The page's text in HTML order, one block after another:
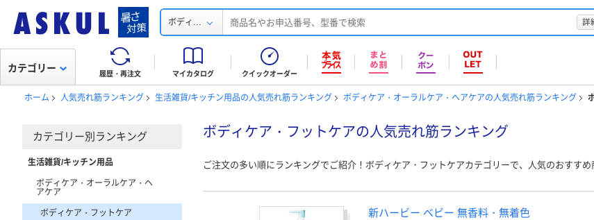
ボディ ... 詳
履歴・再注文 マイカタログ クイックオーダー
カテゴリー
ホーム 人気売れ筋ランキング 生活雑貨/キッチン用品の人気売れ筋ランキング ボディケア・オーラルケア・ヘアケアの人気売れ筋ランキング
ボディケア・フットケアの人気売れ筋ランキング
ご注文の多い順にランキングでご紹介！ボディケア・フットケアカテゴリーで、人気のおすす
新ハービー ベビー 無香料・無着色
カテゴリー別ランキング
生活雑貨/キッチン用品
ボディケア・オーラルケア・ヘ
アケア
ボディケア・フットケア